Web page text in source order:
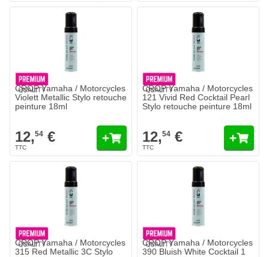
CROP Yamaha / Motorcycles
Violett Metallic Stylo retouche
peinture 18ml
12,54 €
CROP Yamaha / Motorcycles
121 Vivid Red Cocktail Pearl
Stylo retouche peinture 18ml
12,54 €
CROP Yamaha / Motorcycles
315 Red Metallic 3C Stylo
CROP Yamaha / Motorcycles
390 Bluish White Cocktail 1